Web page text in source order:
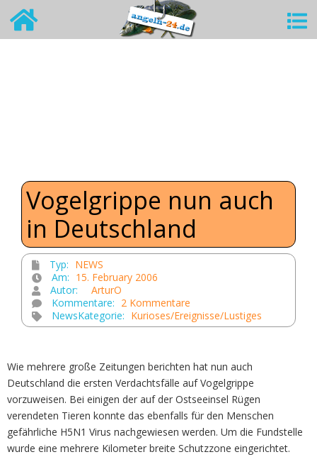
Vogelgrippe nun auch
in Deutschland
Typ: NEWS
Am: 15. February 2006
Autor:
ArturO
Kommentare: 2 Kommentare
NewsKategorie: Kurioses/Ereignisse/Lustiges
Wie mehrere große Zeitungen berichten hat nun auch
Deutschland die ersten Verdachtsfälle auf Vogelgrippe
vorzuweisen. Bei einigen der auf der Ostseeinsel Rügen
verendeten Tieren konnte das ebenfalls für den Menschen
gefährliche H5N1 Virus nachgewiesen werden. Um die Fundstelle
wurde eine mehrere Kilometer breite Schutzzone eingerichtet.